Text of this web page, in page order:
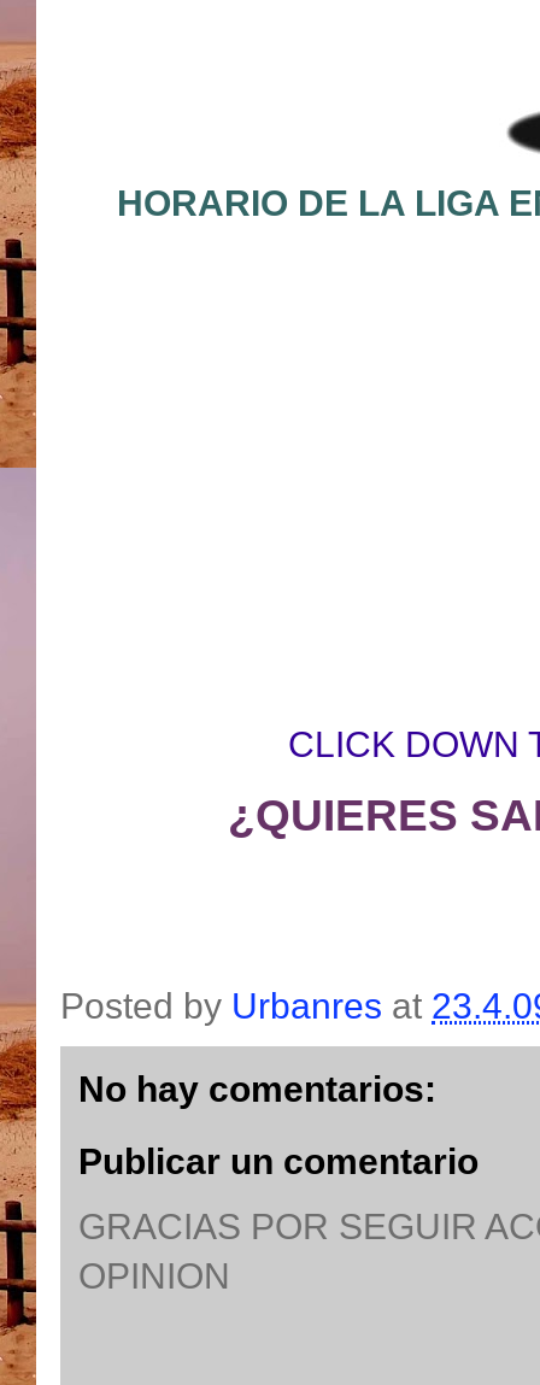
HORARIO DE LA LIGA
CLICK DOWN
¿QUIERES
Posted by Urbanres at
No hay comentarios:
Publicar un comentario
GRACIAS POR SEGUIR
OPINION